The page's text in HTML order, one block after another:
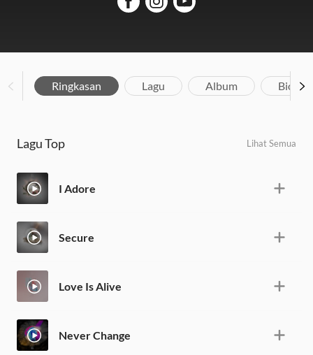
Ringkasan Lagu Album
Lagu Top Lihat Semua
I Adore
Secure
Love Is Alive
Never Change